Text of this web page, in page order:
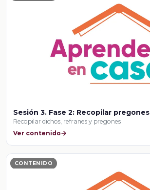
Sesión 3. Fase 2: Recopilar pregones
Recopilar dichos, refranes y pregones
Ver contenido
CONTENIDO